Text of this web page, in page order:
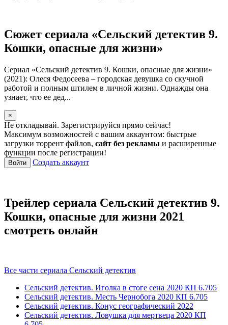
Сюжет сериала «Сельский детектив 9.
Кошки, опасные для жизни»
Сериал «Сельский детектив 9. Кошки, опасные для жизни»
(2021): Олеся Федосеева – городская девушка со скучной
работой и полным штилем в личной жизни. Однажды она
узнает, что ее дед...
×
Не откладывай. Зарегистрируйся прямо сейчас!
Максимум возможностей с вашим аккаунтом: быстрые
загрузки торрент файлов, сайт без рекламы и расширенные
функции после регистрации!
Войти Создать аккаунт
Трейлер сериала Сельский детектив 9.
Кошки, опасные для жизни 2021
смотреть онлайн
Все части сериала Сельский детектив
Сельский детектив. Иголка в стоге сена 2020 КП 6.705
Сельский детектив. Месть Чернобога 2020 КП 6.705
Сельский детектив. Конус географический 2022
Сельский детектив. Ловушка для мертвеца 2020 КП